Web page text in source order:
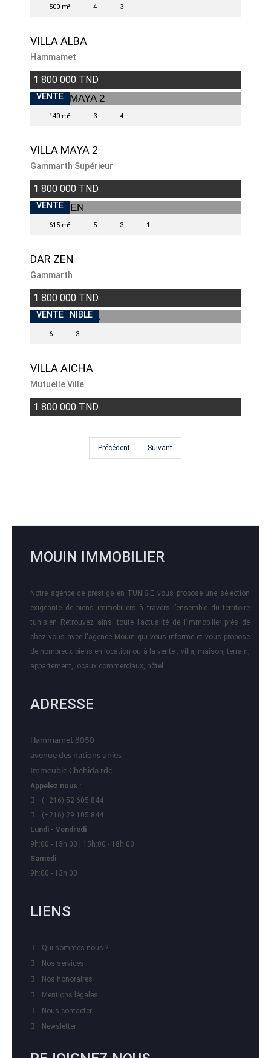
500 m² 4 3
VILLA ALBA
Hammamet
1 800 000 TND
VENDU
VENTE
140 m² 3 4
VILLA MAYA 2
Gammarth Supérieur
1 800 000 TND
VENDU
VENTE
615 m² 5 3 1
DAR ZEN
Gammarth
1 800 000 TND
INDISPONIBLE
VENTE
6 3
VILLA AICHA
Mutuelle Ville
1 800 000 TND
Précédent Suivant
MOUIN IMMOBILIER
Notre agence de prestige en TUNISIE vous propose une sélection
exigeante de biens immobiliers à travers l’ensemble du territoire
tunisien Retrouvez ainsi toute l’actualité de l’immobilier près de
chez vous avec l'agence Mouin qui vous informe et vous propose
de nombreux biens en location ou à la vente : villa, maison, terrain,
appartement, locaux commerciaux, hôtel….
ADRESSE
Hammamet 8050
avenue des nations unies
Immeuble Chehida rdc
Appelez nous :
(+216) 52 605 844
(+216) 29 105 844
Lundi - Vendredi
9h:00 - 13h:00 | 15h:00 - 18h:00
Samedi
9h:00 - 13h:00
LIENS
Qui sommes nous ?
Nos services
Nos honoraires
Mentions légales
Nous contacter
Newsletter